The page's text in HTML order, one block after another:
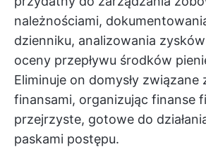
należnościami,
dzienniku, analizowania
oceny przepływu środków
Eliminuje on domysły związane
finansami, organizując finanse
przejrzyste, gotowe do
paskami postępu.